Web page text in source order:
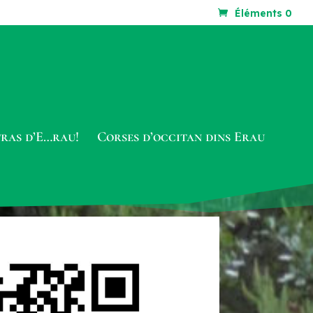
Éléments 0
d’E…rau! Corses d’occitan dins Erau